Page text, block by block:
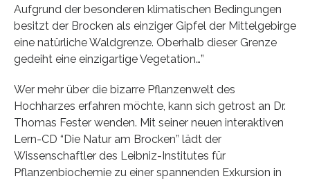
Aufgrund der besonderen klimatischen Bedingungen
besitzt der Brocken als einziger Gipfel der Mittelgebirge
eine natürliche Waldgrenze. Oberhalb dieser Grenze
gedeiht eine einzigartige Vegetation…”
Wer mehr über die bizarre Pflanzenwelt des
Hochharzes erfahren möchte, kann sich getrost an Dr.
Thomas Fester wenden. Mit seiner neuen interaktiven
Lern-CD “Die Natur am Brocken” lädt der
Wissenschaftler des Leibniz-Institutes für
Pflanzenbiochemie zu einer spannenden Exkursion in